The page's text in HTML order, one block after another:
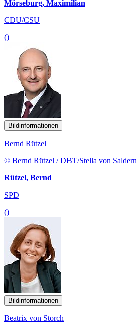
Mörseburg, Maximilian
CDU/CSU
()
Bildinformationen
Bernd Rützel
© Bernd Rützel / DBT/Stella von Saldern
Rützel, Bernd
SPD
()
Bildinformationen
Beatrix von Storch